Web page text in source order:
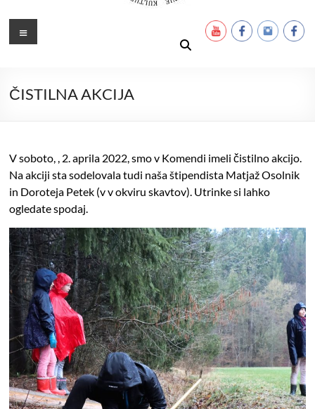
Ustanova Petra Pavla Glavarja
Meni
ČISTILNA AKCIJA
V soboto, , 2. aprila 2022, smo v Komendi imeli čistilno akcijo.
Na akciji sta sodelovala tudi naša štipendista Matjaž Osolnik
in Doroteja Petek (v v okviru skavtov). Utrinke si lahko
ogledate spodaj.